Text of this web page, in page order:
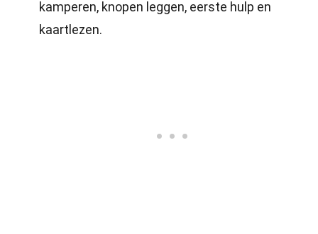
kamperen, knopen leggen, eerste hulp en
kaartlezen.